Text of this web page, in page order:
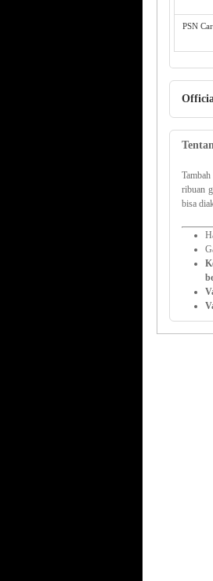
PSN
ribuan
bisa